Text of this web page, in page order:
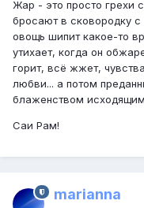
Жар - это просто грехи
бросают в сковородку
овощь шипит какое-то
утихает, когда он
горит, всё жжет,
любви... а потом
блаженством
Саи Рам!
marianna